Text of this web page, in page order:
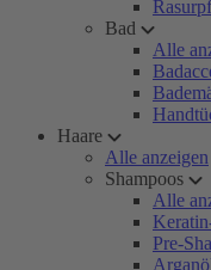
Bad
Alle
Haare
Alle anzeigen
Shampoos
Alle
Pre-